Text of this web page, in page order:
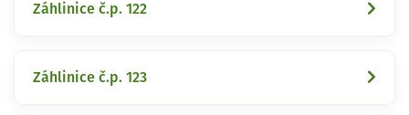
Záhlinice č.p. 122
Záhlinice č.p. 123